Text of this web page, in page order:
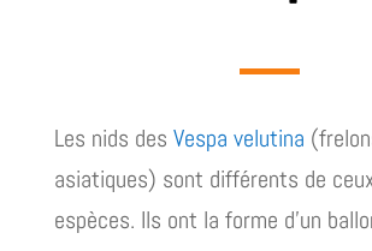
Les nids des Vespa velutina
asiatiques) sont différents de
espèces. Ils ont la forme d’un